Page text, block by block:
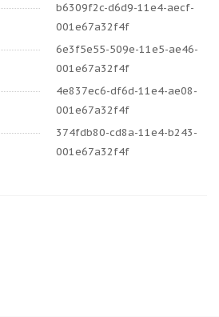
b6309f2c-d6d9-11e4-aecf-
001e67a32f4f
6e3f5e55-509e-11e5-ae46-
001e67a32f4f
4e837ec6-df6d-11e4-ae08-
001e67a32f4f
374fdb80-cd8a-11e4-b243-
001e67a32f4f